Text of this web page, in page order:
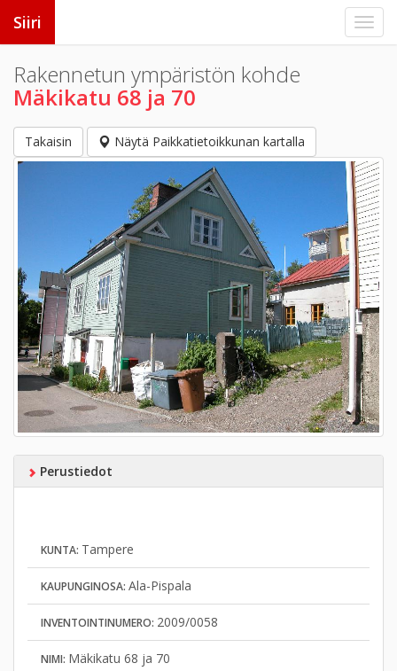
Siiri
Rakennetun ympäristön kohde
Mäkikatu 68 ja 70
Takaisin Näytä Paikkatietoikkunan kartalla
Perustiedot
KUNTA: Tampere
KAUPUNGINOSA: Ala-Pispala
INVENTOINTINUMERO: 2009/0058
NIMI: Mäkikatu 68 ja 70